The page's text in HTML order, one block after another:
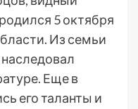
5 октября
Из семьи
Еще в
его таланты и